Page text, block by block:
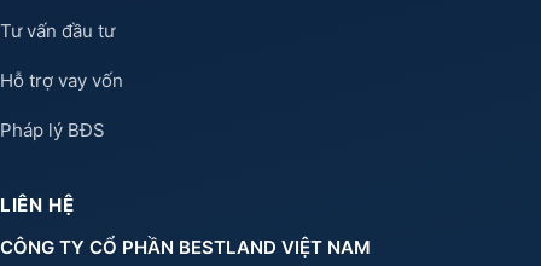
Tư vấn đầu tư
Hỗ trợ vay vốn
Pháp lý BĐS
LIÊN HỆ
CÔNG TY CỔ PHẦN BESTLAND VIỆT NAM